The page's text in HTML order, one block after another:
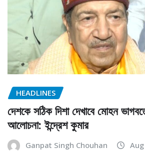
HEADLINES
দেশকে সঠিক দিশা দেখাবে মোহন
আলোচনা: ইন্দ্রেশ কুমার
Ganpat Singh Chouhan